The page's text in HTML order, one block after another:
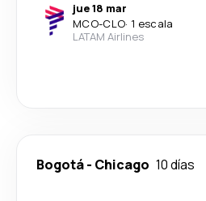
jue 18 mar
MCO-CLO· 1 escala
LATAM Airlines
Bogotá- Chicago 10 días